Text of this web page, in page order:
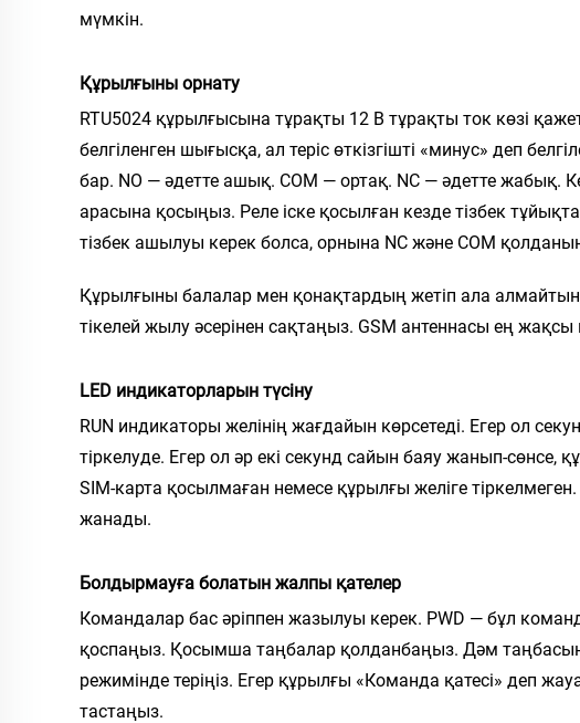
мүмкін.
Құрылғыны орнату
RTU5024 құрылғысына тұрақты 12 В тұрақты ток көзі
белгіленген шығысқа, ал теріс өткізгішті «минус» деп
бар. NO — әдетте ашық. COM — ортақ. NC — әдетте жабық.
арасына қосыңыз. Реле іске қосылған кезде тізбек
тізбек ашылуы керек болса, орнына NC және COM
Құрылғыны балалар мен қонақтардың жетіп ала
тікелей жылу әсерінен сақтаңыз. GSM антеннасы ең
LED индикаторларын түсіну
RUN индикаторы желінің жағдайын көрсетеді. Егер ол
тіркелуде. Егер ол әр екі секунд сайын баяу жанып-сөнсе,
SIM-карта қосылмаған немесе құрылғы желіге
жанады.
Болдырмауға болатын жалпы қателер
Командалар бас әріппен жазылуы керек. PWD — бұл
қоспаңыз. Қосымша таңбалар қолданбаңыз. Дəм
режимінде теріңіз. Егер құрылғы «Команда қатесі» деп
тастаңыз.